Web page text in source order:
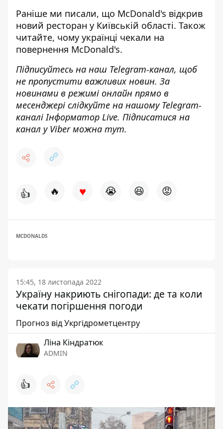
Раніше ми писали, що McDonald's відкрив
новий ресторан у Київській області. Також
читайте, чому українці чекали на
повернення McDonald's.
Підписуйтесь на наш Telegram-канал, щоб
не пропустити важливих новин. За
новинами в режимі онлайн прямо в
месенджері слідкуйте на нашому Telegram-
каналіІнформатор Live. Підписатися на
канал у Viber можна тут.
👍 🔥 ♥ 😭 😆 😡
MCDONALDS
15:45, 18 листопада 2022
Україну накриють снігопади: де та коли
чекати погіршення погоди
Прогноз від Укргідрометцентру
Ліна Кіндратюк
ADMIN
👍